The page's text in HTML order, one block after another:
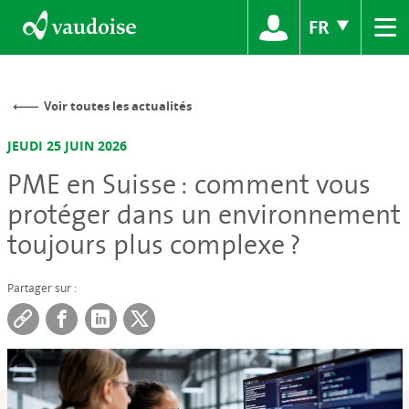
FR ≡
Voir toutes les actualités
JEUDI 25 JUIN 2026
PME en Suisse : comment vous
protéger dans un environnement
toujours plus complexe ?
Partager sur :